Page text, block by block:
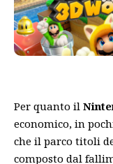
Per quanto il
economico, in
che il parco titoli
composto dal